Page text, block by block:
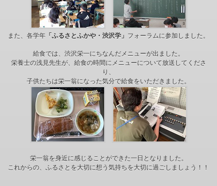
また、各学年 「ふるさとふかや・渋沢学」 フォーラムに参加しました。
給食では、渋沢栄一にちなんだメニューが出ました。
栄養士の浅見先生が、給食の時間にメニューについて放送してくださ
り、
子供たちは栄一翁になった気分で給食をいただきました。
栄一翁を身近に感じることができた一日となりました。
これからの、ふるさとを大切に想う気持ちを大切に過ごしましょう！！